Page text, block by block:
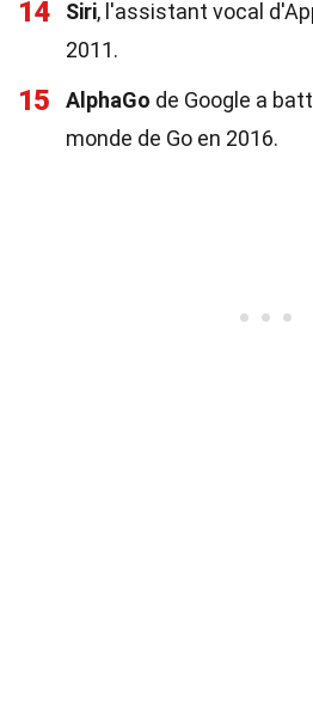
14 Siri, l'assistant vocal
2011.
15 AlphaGo de Google a
monde de Go en 2016.